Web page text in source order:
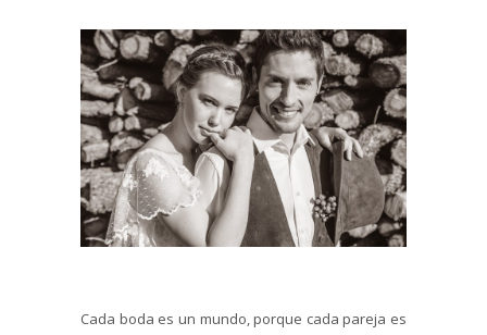
Cada boda es un mundo, porque cada pareja es